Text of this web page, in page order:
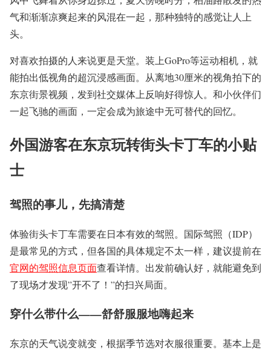
气和渐渐凉爽起来的风混在一起，那种独特的感觉让人上
头。
对喜欢拍摄的人来说更是天堂。装上GoPro等运动相机，就
能拍出低视角的超沉浸感画面。从离地30厘米的视角拍下的
东京街景视频，发到社交媒体上反响好得惊人。和小伙伴们
一起飞驰的画面，一定会成为旅途中无可替代的回忆。
外国游客在东京玩转街头卡丁车的小贴
士
驾照的事儿，先搞清楚
体验街头卡丁车需要在日本有效的驾照。国际驾照（IDP）
是最常见的方式，但各国的具体规定不太一样，建议提前在
官网的驾照信息页面查看详情。出发前确认好，就能避免到
了现场才发现”开不了！”的扫兴局面。
穿什么带什么——舒舒服服地嗨起来
东京的天气说变就变，根据季节选对衣服很重要。基本上是